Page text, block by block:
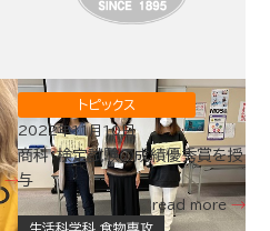
トピックス
2022年11月10日
商科：検定試験の成績優秀賞を授
与
read more
生活科学科 食物専攻